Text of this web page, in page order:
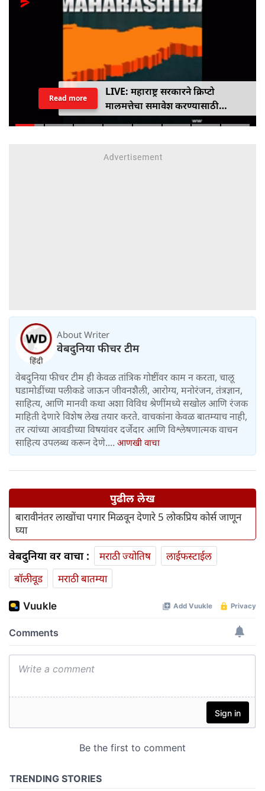
LIVE: महाराष्ट्र सरकारने क्रिप्टो
मालमत्तेचा समावेश करण्यासाठी
एमपीआयडी कायद्यात दुरुस्ती केली
Read more
About Writer
वेबदुनिया फीचर टीम
वेबदुनिया फीचर टीम ही केवळ तांत्रिक गोष्टींवर काम न करता, चालू
घडामोडींच्या पलीकडे जाऊन जीवनशैली, आरोग्य, मनोरंजन, तंत्रज्ञान,
साहित्य, आणि मानवी कथा अशा विविध श्रेणींमध्ये सखोल आणि रंजक
माहिती देणारे विशेष लेख तयार करते. वाचकांना केवळ बातम्याच नाही,
तर त्यांच्या आवडीच्या विषयांवर दर्जेदार आणि विश्लेषणात्मक वाचन
साहित्य उपलब्ध करून देणे.... आणखी वाचा
पुढील लेख
बारावीनंतर लाखोंचा पगार मिळवून देणारे 5 लोकप्रिय कोर्स जाणून
घ्या
वेबदुनिया वर वाचा : मराठी ज्योतिष
लाईफस्टाईल
बॉलीवूड
मराठी बातम्या